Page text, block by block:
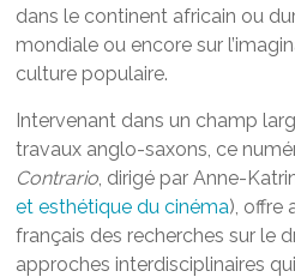
dans le continent africain ou
mondiale ou encore sur
culture populaire.
Intervenant dans un champ
travaux anglo-saxons, ce
Contrario, dirigé par Anne-
et esthétique du cinéma), offre
français des recherches sur le
approches interdisciplinaires